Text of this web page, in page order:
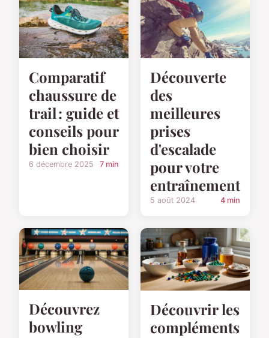
Comparatif
chaussure de
trail : guide et
conseils pour
bien choisir
6 décembre 2025 7 min
Découverte
des
meilleures
prises
d'escalade
pour votre
entraînement
5 août 2024 4 min
Découvrez
bowling
Découvrir les
compléments